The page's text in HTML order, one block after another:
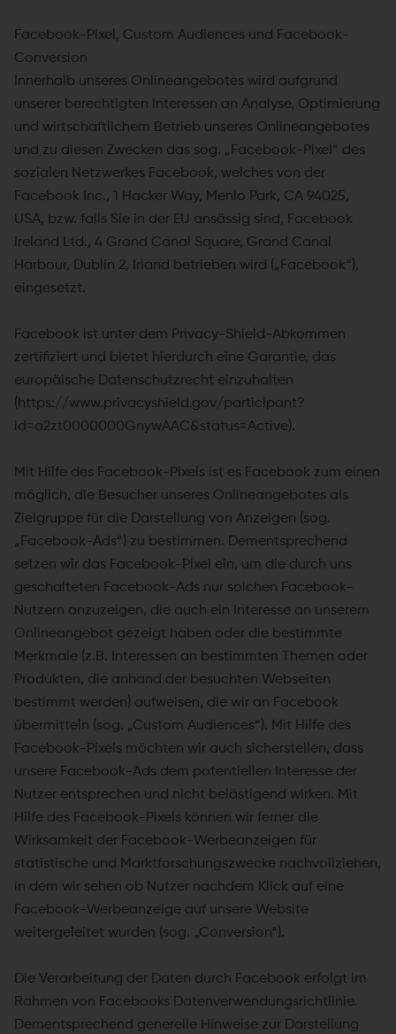
Facebook-Pixel, Custom Audiences und Facebook-
Conversion
Innerhalb unseres Onlineangebotes wird aufgrund
unserer berechtigten Interessen an Analyse, Optimierung
und wirtschaftlichem Betrieb unseres Onlineangebotes
und zu diesen Zwecken das sog. „Facebook-Pixel“ des
sozialen Netzwerkes Facebook, welches von der
Facebook Inc., 1 Hacker Way, Menlo Park, CA 94025,
USA, bzw. falls Sie in der EU ansässig sind, Facebook
Ireland Ltd., 4 Grand Canal Square, Grand Canal
Harbour, Dublin 2, Irland betrieben wird („Facebook“),
eingesetzt.
Facebook ist unter dem Privacy-Shield-Abkommen
zertifiziert und bietet hierdurch eine Garantie, das
europäische Datenschutzrecht einzuhalten
(https://www.privacyshield.gov/participant?
id=a2zt0000000GnywAAC&status=Active).
Mit Hilfe des Facebook-Pixels ist es Facebook zum einen
möglich, die Besucher unseres Onlineangebotes als
Zielgruppe für die Darstellung von Anzeigen (sog.
„Facebook-Ads“) zu bestimmen. Dementsprechend
setzen wir das Facebook-Pixel ein, um die durch uns
geschalteten Facebook-Ads nur solchen Facebook-
Nutzern anzuzeigen, die auch ein Interesse an unserem
Onlineangebot gezeigt haben oder die bestimmte
Merkmale (z.B. Interessen an bestimmten Themen oder
Produkten, die anhand der besuchten Webseiten
bestimmt werden) aufweisen, die wir an Facebook
übermitteln (sog. „Custom Audiences“). Mit Hilfe des
Facebook-Pixels möchten wir auch sicherstellen, dass
unsere Facebook-Ads dem potentiellen Interesse der
Nutzer entsprechen und nicht belästigend wirken. Mit
Hilfe des Facebook-Pixels können wir ferner die
Wirksamkeit der Facebook-Werbeanzeigen für
statistische und Marktforschungszwecke nachvollziehen,
in dem wir sehen ob Nutzer nachdem Klick auf eine
Facebook-Werbeanzeige auf unsere Website
weitergeleitet wurden (sog. „Conversion“).
Die Verarbeitung der Daten durch Facebook erfolgt im
Rahmen von Facebooks Datenverwendungsrichtlinie.
Dementsprechend generelle Hinweise zur Darstellung